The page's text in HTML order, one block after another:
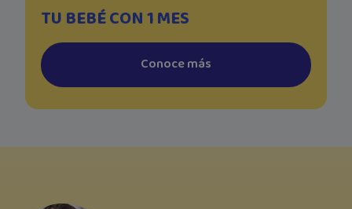
TU BEBÉ CON 1 MES
Conoce más